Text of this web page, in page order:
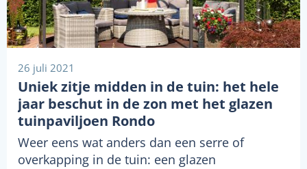
26 juli 2021
Uniek zitje midden in de tuin: het hele
jaar beschut in de zon met het glazen
tuinpaviljoen Rondo
Weer eens wat anders dan een serre of
overkapping in de tuin: een glazen